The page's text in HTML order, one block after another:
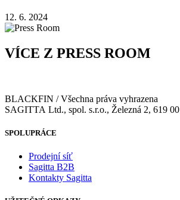
12. 6. 2024
VÍCE Z PRESS ROOM
BLACKFIN / Všechna práva vyhrazena
SAGITTA Ltd., spol. s.r.o., Železná 2, 619 00
SPOLUPRÁCE
Prodejní síť
Sagitta B2B
Kontakty Sagitta